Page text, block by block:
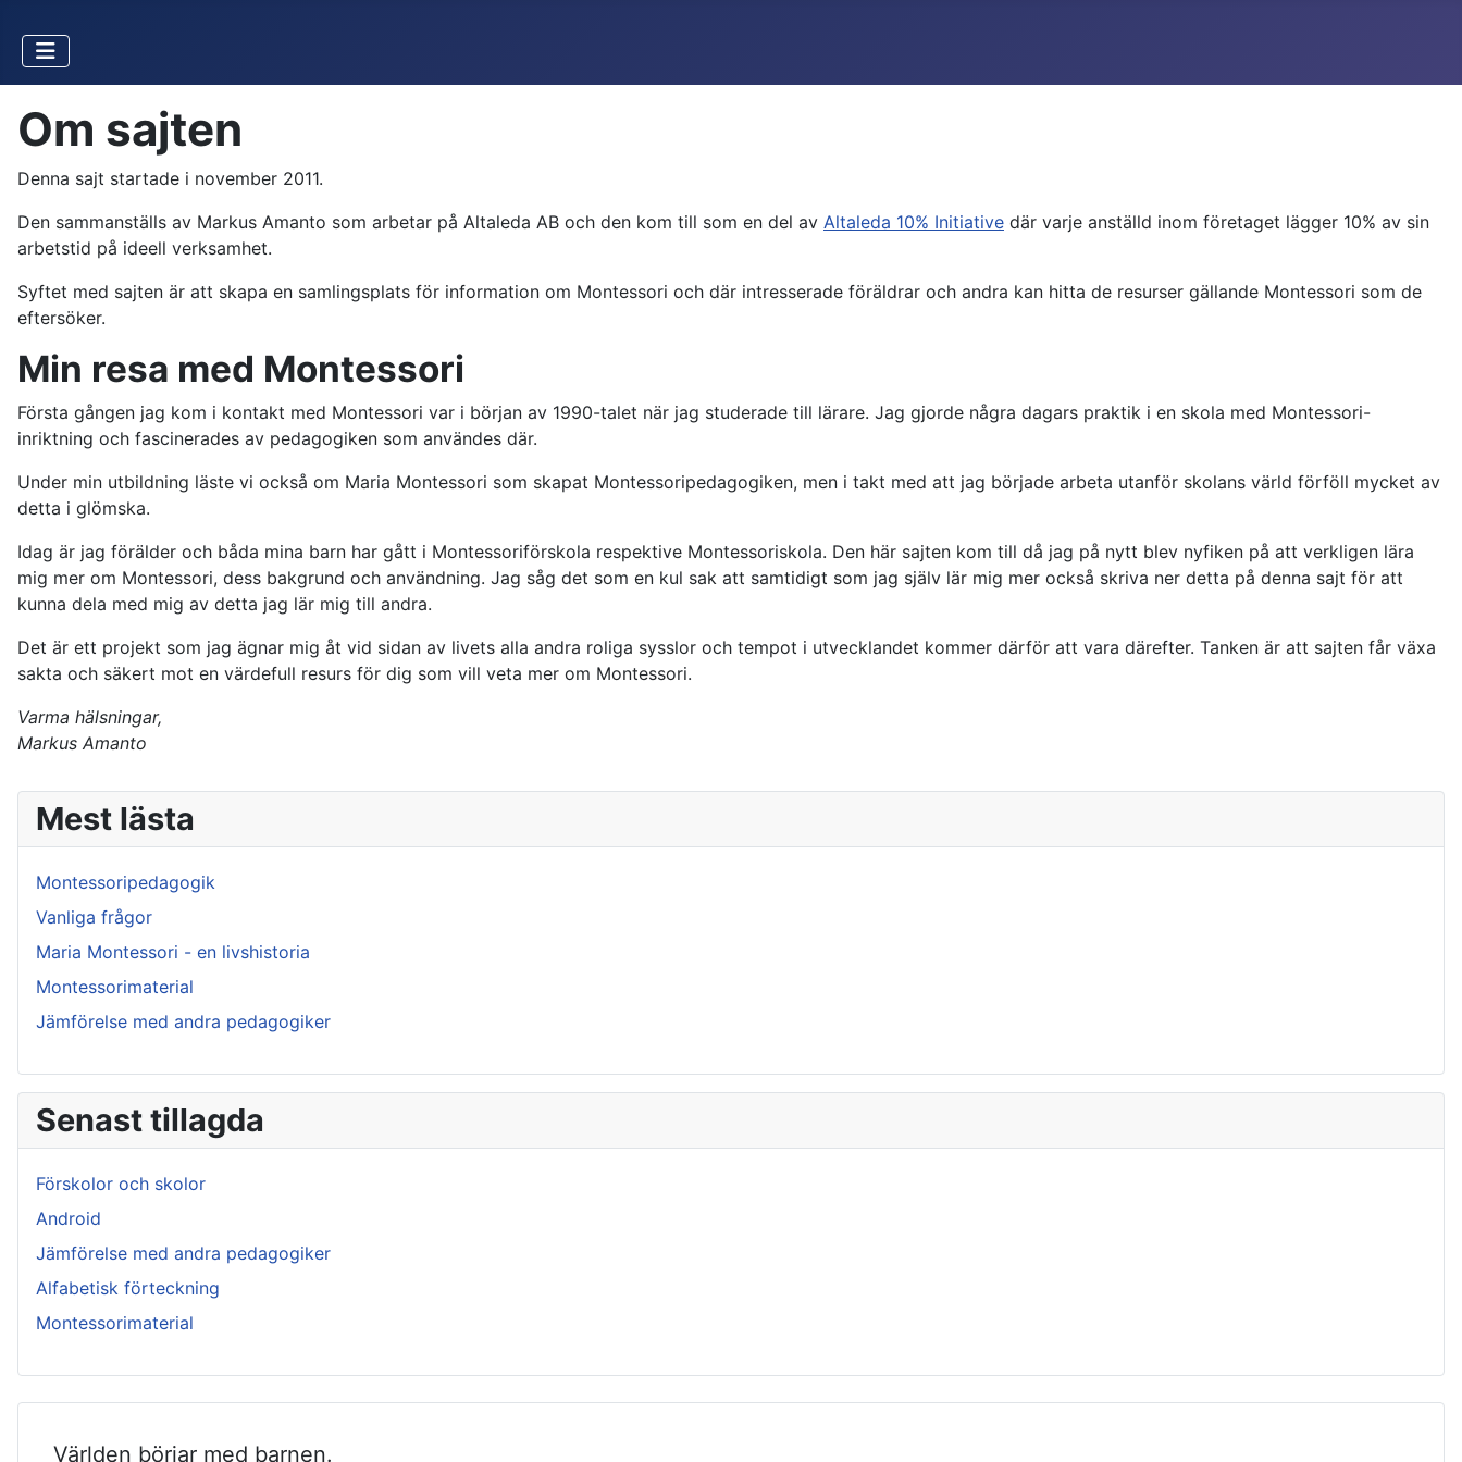
Om sajten
Denna sajt startade i november 2011.
Den sammanställs av Markus Amanto som arbetar på Altaleda AB och den kom till som en del av Altaleda 10% Initiative där varje anställd inom företaget lägger 10% av sin
arbetstid på ideell verksamhet.
Syftet med sajten är att skapa en samlingsplats för information om Montessori och där intresserade föräldrar och andra kan hitta de resurser gällande Montessori som de
eftersöker.
Min resa med Montessori
Första gången jag kom i kontakt med Montessori var i början av 1990-talet när jag studerade till lärare. Jag gjorde några dagars praktik i en skola med Montessori-
inriktning och fascinerades av pedagogiken som användes där.
Under min utbildning läste vi också om Maria Montessori som skapat Montessoripedagogiken, men i takt med att jag började arbeta utanför skolans värld förföll mycket av
detta i glömska.
Idag är jag förälder och båda mina barn har gått i Montessoriförskola respektive Montessoriskola. Den här sajten kom till då jag på nytt blev nyfiken på att verkligen lära
mig mer om Montessori, dess bakgrund och användning. Jag såg det som en kul sak att samtidigt som jag själv lär mig mer också skriva ner detta på denna sajt för att
kunna dela med mig av detta jag lär mig till andra.
Det är ett projekt som jag ägnar mig åt vid sidan av livets alla andra roliga sysslor och tempot i utvecklandet kommer därför att vara därefter. Tanken är att sajten får växa
sakta och säkert mot en värdefull resurs för dig som vill veta mer om Montessori.
Varma hälsningar,
Markus Amanto
Mest lästa
Montessoripedagogik
Vanliga frågor
Maria Montessori - en livshistoria
Montessorimaterial
Jämförelse med andra pedagogiker
Senast tillagda
Förskolor och skolor
Android
Jämförelse med andra pedagogiker
Alfabetisk förteckning
Montessorimaterial
Världen börjar med barnen.